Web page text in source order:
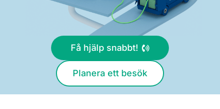
Få hjälp snabbt!
Planera ett besök